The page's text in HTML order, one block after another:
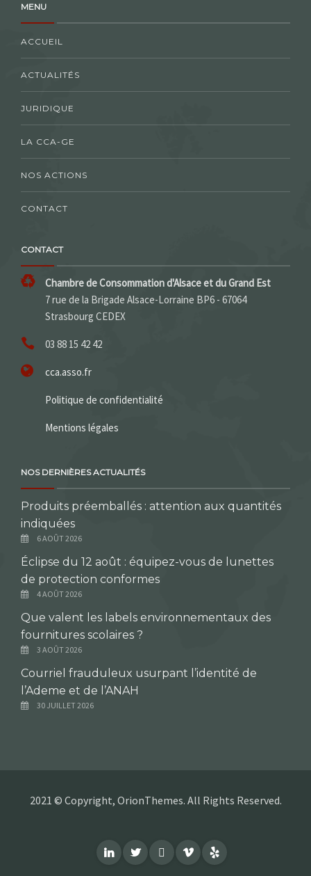
MENU
ACCUEIL
ACTUALITÉS
JURIDIQUE
LA CCA-GE
NOS ACTIONS
CONTACT
CONTACT
Chambre de Consommation d'Alsace et du Grand Est
7 rue de la Brigade Alsace-Lorraine BP6 - 67064
Strasbourg CEDEX
03 88 15 42 42
cca.asso.fr
Politique de confidentialité
Mentions légales
NOS DERNIÈRES ACTUALITÉS
Produits préemballés : attention aux quantités
indiquées
6 AOÛT 2026
Éclipse du 12 août : équipez-vous de lunettes
de protection conformes
4 AOÛT 2026
Que valent les labels environnementaux des
fournitures scolaires ?
3 AOÛT 2026
Courriel frauduleux usurpant l’identité de
l’Ademe et de l’ANAH
30 JUILLET 2026
2021 © Copyright, OrionThemes. All Rights Reserved.